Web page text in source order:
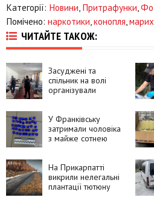
Категорії: Новини Притрафунки
Помічено: наркотики конопля
ЧИТАЙТЕ ТАКОЖ:
Засуджені та
спільник на волі
організували
Прикарпатті
У Франківську
затримали чоловіка
з майже сотнею
На Прикарпатті
викрили нелегальні
плантації тютюну